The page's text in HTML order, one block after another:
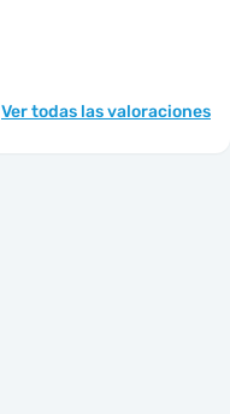
Ver todas las valoraciones